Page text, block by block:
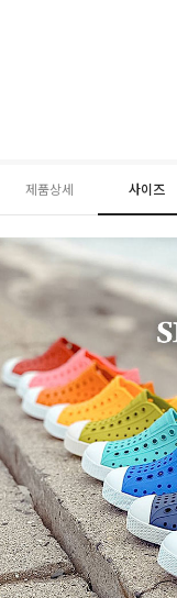
제품상세 사이즈